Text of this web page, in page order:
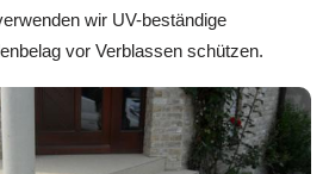
wir UV-beständige
vor Verblassen schützen.